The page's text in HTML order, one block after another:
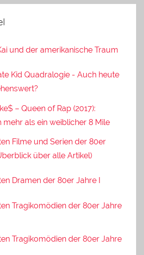
und der amerikanische Traum
Kid Quadralogie - Auch heute
– Queen of Rap (2017):
mehr als ein weiblicher 8 Mile
Filme und Serien der 80er
über alle Artikel)
Dramen der 80er Jahre I
Tragikomödien der 80er Jahre
Tragikomödien der 80er Jahre